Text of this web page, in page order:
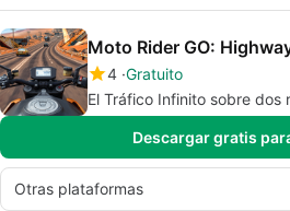
Moto Rider GO:
4 Gratuito
El Tráfico Infinito sobre dos
Descargar gratis
Otras plataformas